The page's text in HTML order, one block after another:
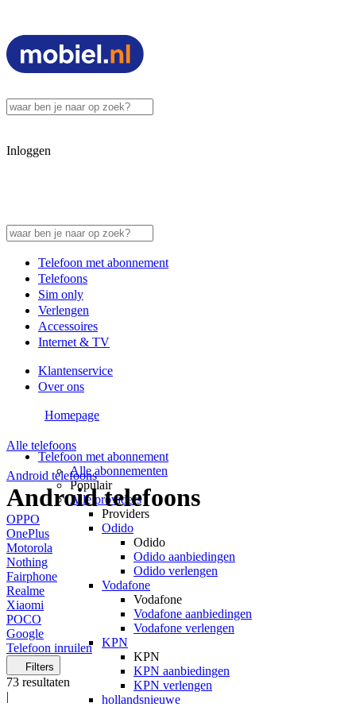
Inloggen
Telefoon met abonnement
Telefoons
Sim only
Verlengen
Accessoires
Internet & TV
Klantenservice
Over ons
Telefoon met abonnement
Alle abonnementen
Populair
Alle providers
Providers
Odido
Odido
Odido aanbiedingen
Odido verlengen
Vodafone
Vodafone
Vodafone aanbiedingen
Vodafone verlengen
KPN
KPN
KPN aanbiedingen
KPN verlengen
hollandsnieuwe
Homepage
Alle telefoons
Android telefoons
Android telefoons
OPPO
OnePlus
Motorola
Nothing
Fairphone
Realme
Xiaomi
POCO
Google
Telefoon inruilen
Filters
73 resultaten
|